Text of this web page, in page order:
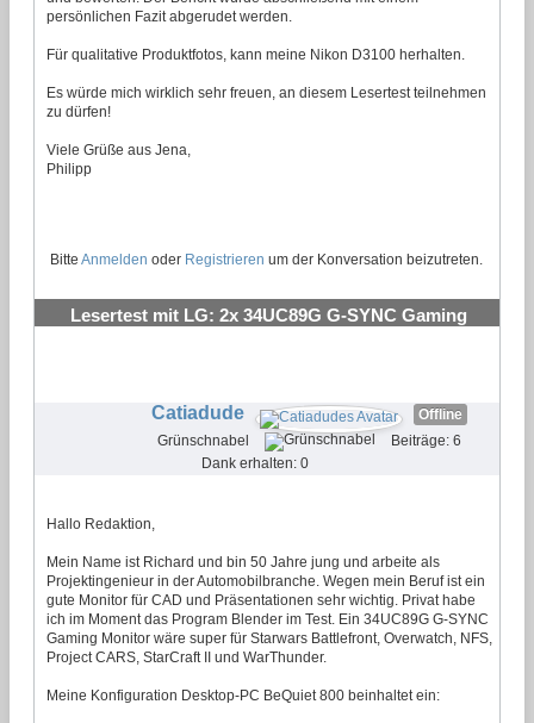
persönlichen Fazit abgerudet werden.
Für qualitative Produktfotos, kann meine Nikon D3100 herhalten.
Es würde mich wirklich sehr freuen, an diesem Lesertest teilnehmen
zu dürfen!
Viele Grüße aus Jena,
Philipp
Bitte Anmelden oder Registrieren um der Konversation beizutreten.
Lesertest mit LG: 2x 34UC89G G-SYNC Gaming
Catiadude
Offline
Grünschnabel
Beiträge: 6
Dank erhalten: 0
Hallo Redaktion,
Mein Name ist Richard und bin 50 Jahre jung und arbeite als
Projektingenieur in der Automobilbranche. Wegen mein Beruf ist ein
gute Monitor für CAD und Präsentationen sehr wichtig. Privat habe
ich im Moment das Program Blender im Test. Ein 34UC89G G-SYNC
Gaming Monitor wäre super für Starwars Battlefront, Overwatch, NFS,
Project CARS, StarCraft II und WarThunder.
Meine Konfiguration Desktop-PC BeQuiet 800 beinhaltet ein: